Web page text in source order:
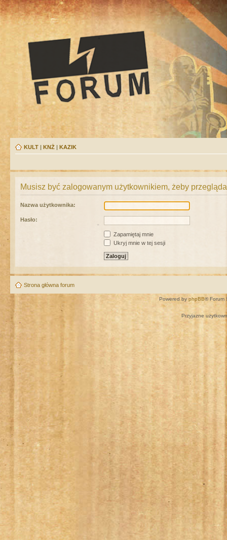
KULT | KNŻ | KAZIK
Musisz być zalogowanym użytkownikiem, żeby
Nazwa użytkownika:
Hasło:
Zapamiętaj mnie
Ukryj mnie w tej sesji
Strona główna forum
Powered by phpBB® Forum
Przyjazne